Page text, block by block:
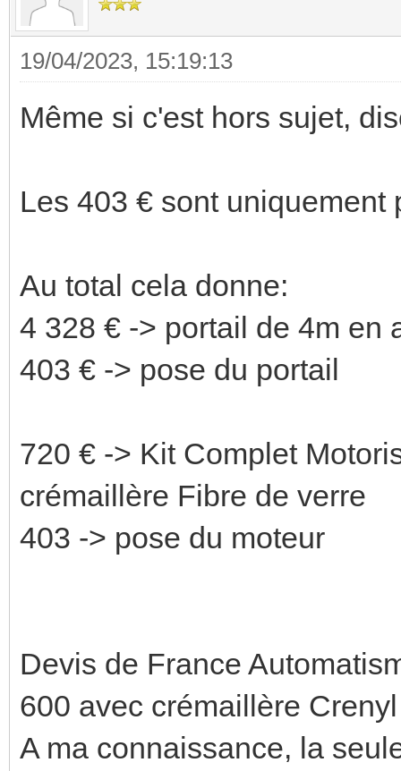
19/04/2023, 15:19:13
Même si c'est hors sujet,
Les 403 € sont uniquement
Au total cela donne:
4 328 € -> portail de 4m en
403 € -> pose du portail
720 € -> Kit Complet
crémaillère Fibre de verre
403 -> pose du moteur
Devis de France
600 avec crémaillère
A ma connaissance, la